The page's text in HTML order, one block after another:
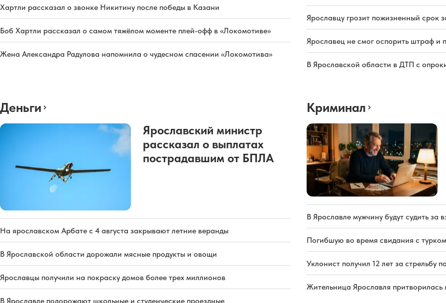
Хартли рассказал о звонке Никитину после победы в Казани
Боб Хартли рассказал о самом тяжёлом моменте плей-офф в «Локомотиве»
Жена Александра Радулова напомнила о чудесном спасении «Локомотива»
Ярославцу грозит пожизненный срок
Ярославец не смог оспорить штраф и
В Ярославской области в ДТП с
Деньги
Ярославский министр
рассказал о выплатах
пострадавшим от БПЛА
На ярославском Арбате с 4 августа закрывают летние веранды
В Ярославской области дорожали мясные продукты и овощи
Ярославцы получили на покраску домов более трех миллионов
В Ярославле подорожают школьные и студенческие проездные
Криминал
В Ярославле мужчину будут судить за
Погибшую во время свидания с
Уклонист получил 12 лет за стрельбу
Жительница Ярославля